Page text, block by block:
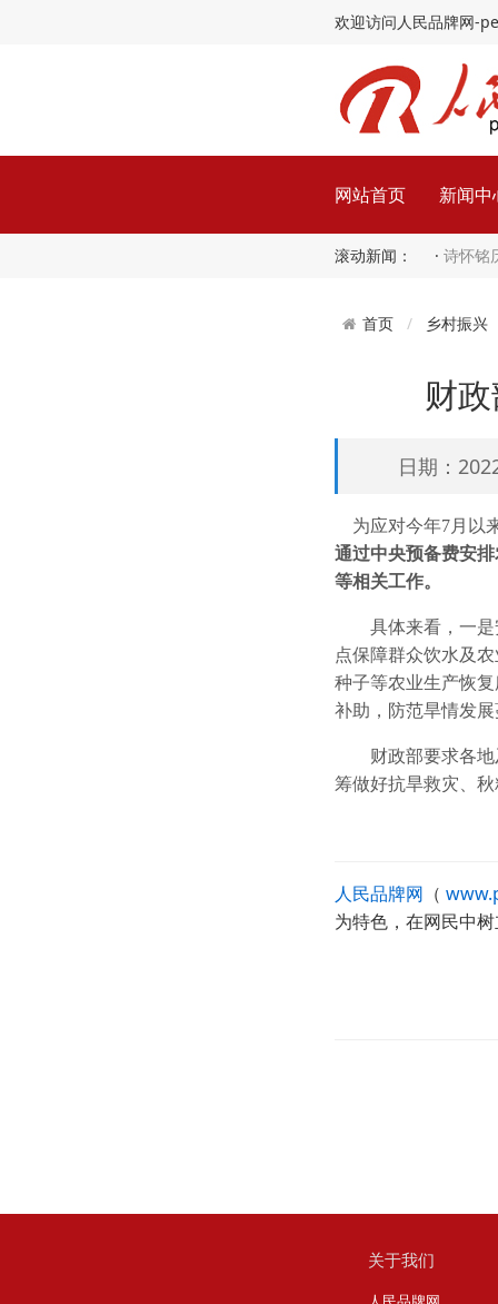
欢迎访问人民品牌网-
网站首页 新闻中
滚动新闻： · 诗怀铭
首页 乡村振兴
财
日期：
为应对今年7月以
通过中央预备费安
等相关工作。
具体来看，一是
点保障群众饮水及
种子等农业生产恢
补助，防范旱情发
财政部要求各地及
筹做好抗旱救灾、
人民品牌网 （
为特色，在网民中
关于我们